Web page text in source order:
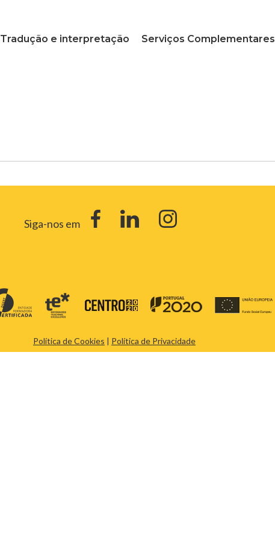
Tradução e interpretação Serviços Complementares
Siga-nos em
Política de Cookies | Política de Privacidade